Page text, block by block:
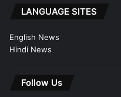
LANGUAGE SITES
English News
Hindi News
Follow Us